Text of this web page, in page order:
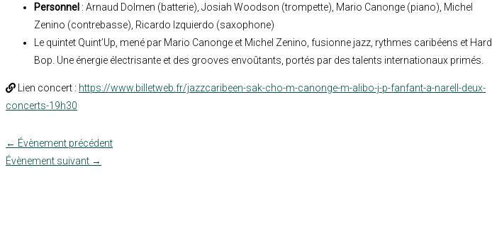
Personnel : Arnaud Dolmen (batterie), Josiah Woodson (trompette), Mario Canonge (piano), Michel
Zenino (contrebasse), Ricardo Izquierdo (saxophone)
Le quintet Quint’Up, mené par Mario Canonge et Michel Zenino, fusionne jazz, rythmes caribéens et Hard
Bop. Une énergie électrisante et des grooves envoûtants, portés par des talents internationaux primés.
Lien concert : https://www.billetweb.fr/jazzcaribeen-sak-cho-m-canonge-m-alibo-j-p-fanfant-a-narell-deux-
concerts-19h30
← Évènement précédent
Évènement suivant →